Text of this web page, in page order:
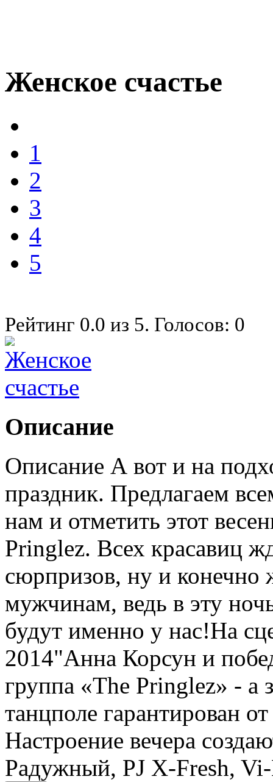
Женское счастье
1
2
3
4
5
Рейтинг 0.0 из 5. Голосов: 0
Описание
Описание А вот и на
праздник. Предлагаем
нам и отметить этот
Pringlez. Всех красавиц
сюрпризов, ну и конечно
мужчинам, ведь в эту
будут именно у нас!На
2014"Анна Корсун и
группа «The Pringlez» - а
танцполе гарантирован
Настроение вечера
Радужный, PJ X-Fresh,